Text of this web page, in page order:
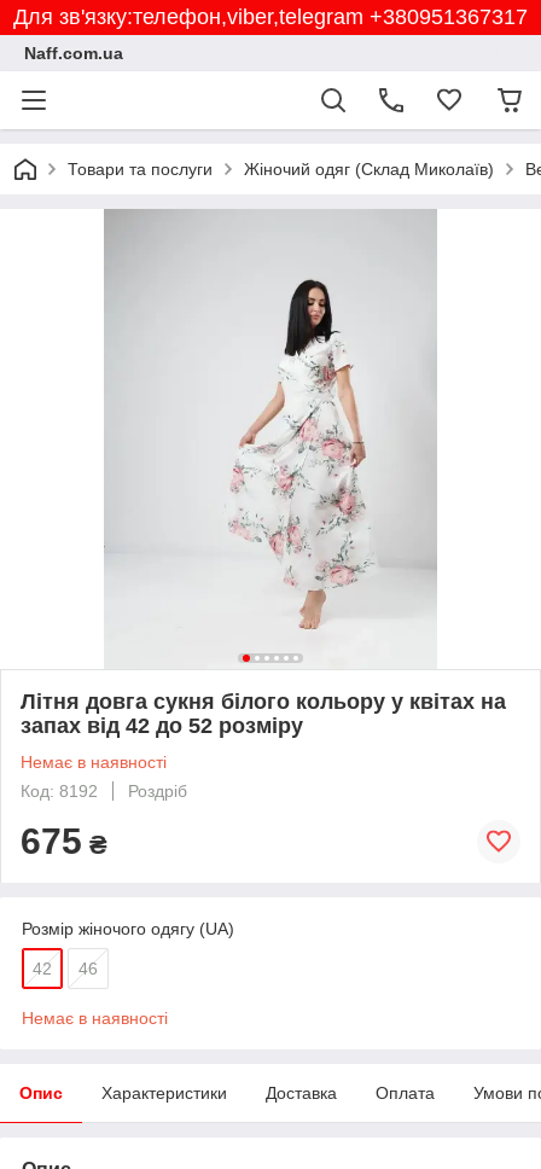
Для зв'язку:телефон,viber,telegram +380951367317
Naff.com.ua
Товари та послуги Жіночий одяг (Склад Миколаїв)
Літня довга сукня білого кольору у квітах на
запах від 42 до 52 розміру
Немає в наявності
Код: 8192
Роздріб
675 ₴
Розмір жіночого одягу (UA)
42 46
Немає в наявності
Опис Характеристики Доставка Оплата Умови